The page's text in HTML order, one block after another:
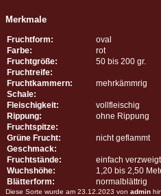
Merkmale
Fruchtform:
oval
Farbe:
rot
Fruchtgröße:
50 bis 200 gr.
Fruchtreife:
Fruchtkammern:
mehrkämmrig
Schale:
Fleischigkeit:
vollfleischig
Rippung:
ohne Rippung
Fruchtspitze:
Grüne Frucht:
nicht geflammt
Geschmack:
Fruchtstände:
einfach verzweigt
Wuchshöhe:
1,20 bis 2,50
Blätterform:
normalblättrig
Diese Sorte wurde am 23.12.2023 von admin